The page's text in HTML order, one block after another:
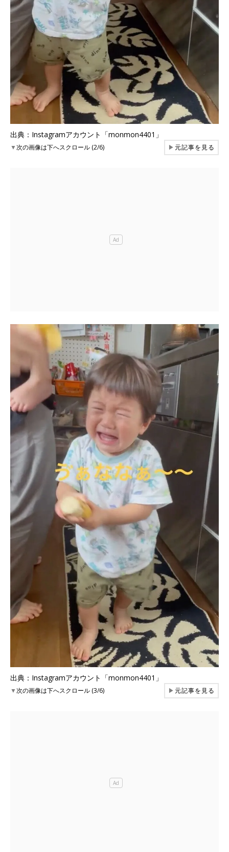
出典：Instagramアカウント「monmon4401」
▼次の画像は下へスクロール (2/6) ▶元記事を見る
出典：Instagramアカウント「monmon4401」
▼次の画像は下へスクロール (3/6) ▶元記事を見る